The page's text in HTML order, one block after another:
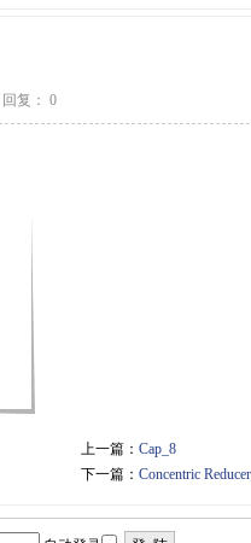
回复： 0
上一篇： Cap_8
下一篇： Concentric